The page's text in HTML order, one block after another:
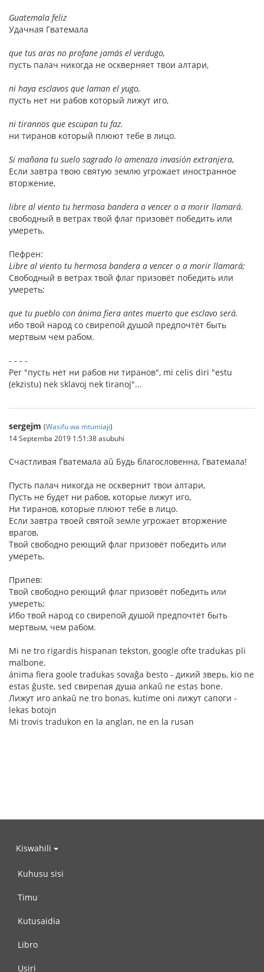
Guatemala feliz
Удачная Гватемала
que tus aras no profane jamás el verdugo,
пусть палач никогда не оскверняет твои алтари,
ni haya esclavos que laman el yugo,
пусть нет ни рабов который лижут иго,
ni tirannos que escupan tu faz.
ни тиранов который плюют тебе в лицо.
Si mañana tu suelo sagrado lo amenaza invasión extranjera,
Если завтра твою святую землю угрожает иностранное
вторжение,
libre al viento tu hermosa bandera a vencer o a morir llamará.
свободный в ветрах твой флаг призовёт победить или
умереть.
Пефрен:
Libre al viento tu hermosa bandera a vencer o a morir llamará;
Свободный в ветрах твой флаг призовёт победить или
умереть;
que tu pueblo con ánima fiera antes muerto que esclavo será.
ибо твой народ со свирепой душой предпочтёт быть
мертвым чем рабом.
- - - -
Per "пусть нет ни рабов ни тиранов", mi celis diri "estu
(ekzistu) nek sklavoj nek tiranoj"...
sergejm (Wasifu wa mtumiaji)
14 Septemba 2019 1:51:38 asubuhi
Счастливая Гватемала aŭ Будь благословенна, Гватемала!
Пусть палач никогда не осквернит твои алтари,
Пусть не будет ни рабов, которые лижут иго,
Ни тиранов, которые плюют тебе в лицо.
Если завтра твоей святой земле угрожает вторжение
врагов,
Твой свободно реющий флаг призовёт победить или
умереть.
Припев:
Твой свободно реющий флаг призовёт победить или
умереть;
Ибо твой народ со свирепой душой предпочтёт быть
мертвым, чем рабом.
Mi ne tro rigardis hispanan tekston, google ofte tradukas pli
malbone.
ánima fiera goole tradukas sovaĝa besto - дикий зверь, kio ne
estas ĝuste, sed свирепая душа ankaŭ ne estas bone.
Лижут иго ankaŭ ne tro bonas, kutime oni лижут сапоги -
lekas botojn
Mi trovis tradukon en la anglan, ne en la rusan
Kiswahili
Kuhusu sisi
Timu
Kutusaidia
Libro
Usiri